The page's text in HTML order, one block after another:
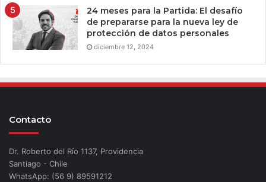
24 meses para la Partida: El desafío
de prepararse para la nueva ley de
protección de datos personales
diciembre 12, 2024
Contacto
Dr. Roberto del Río 1137, Providencia
Santiago - Chile
WhatsApp: (56 9) 89591212